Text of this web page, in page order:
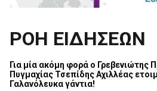
ΡΟΗ ΕΙΔΗΣΕΩΝ
Για μία ακόμη φορά ο Γρεβενιώτης
Πυγμαχίας Τσεπίδης Αχιλλέας
Γαλανόλευκα γάντια!